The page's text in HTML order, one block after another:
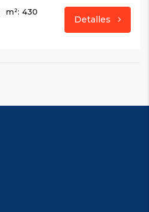
m²: 430
Detalles